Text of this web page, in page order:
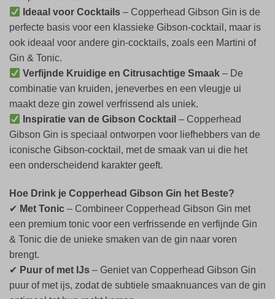
Ideaal voor Cocktails – Copperhead Gibson Gin is de
perfecte basis voor een klassieke Gibson-cocktail, maar is
ook ideaal voor andere gin-cocktails, zoals een Martini of
Gin & Tonic.
Verfijnde Kruidige en Citrusachtige Smaak – De
combinatie van kruiden, jeneverbes en een vleugje ui
maakt deze gin zowel verfrissend als uniek.
Inspiratie van de Gibson Cocktail – Copperhead
Gibson Gin is speciaal ontworpen voor liefhebbers van de
iconische Gibson-cocktail, met de smaak van ui die het
een onderscheidend karakter geeft.
Hoe Drink je Copperhead Gibson Gin het Beste?
✔ Met Tonic – Combineer Copperhead Gibson Gin met
een premium tonic voor een verfrissende en verfijnde Gin
& Tonic die de unieke smaken van de gin naar voren
brengt.
✔ Puur of met IJs – Geniet van Copperhead Gibson Gin
puur of met ijs, zodat de subtiele smaaknuances van de gin